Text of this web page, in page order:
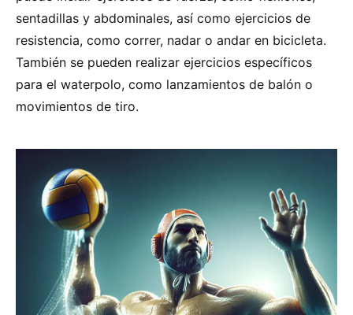
sentadillas y abdominales, así como ejercicios de
resistencia, como correr, nadar o andar en bicicleta.
También se pueden realizar ejercicios específicos
para el waterpolo, como lanzamientos de balón o
movimientos de tiro.